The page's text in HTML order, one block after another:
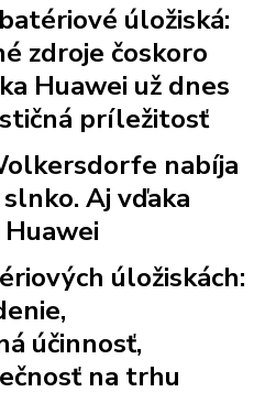
úložiská:
zdroje čoskoro
Huawei už dnes
príležitosť
nabíja
Aj vďaka
úložiskách:
účinnosť,
na trhu